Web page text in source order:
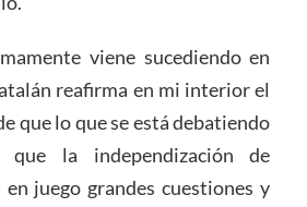
viene sucediendo en
reafirma en mi interior el
que lo que se está debatiendo
que la independización de
juego grandes cuestiones y